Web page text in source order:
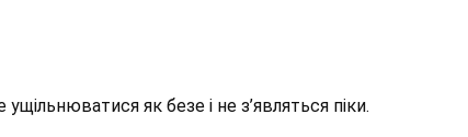
як безе і не з’являться піки.